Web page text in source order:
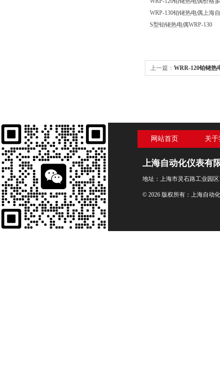
WRP-130铂铑热电偶上海
S型铂铑热电偶WRP-130
上一篇： WRR-120铂铑热
网站首页 关
上海自动化仪表有
地址：上海市灵石路工业园区
© 2026 版权所有：上海自动